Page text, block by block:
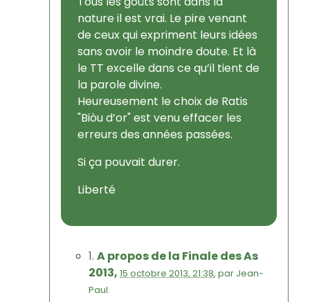
nature il est vrai. Le pire venant
de ceux qui expriment leurs idées
sans avoir le moindre doute. Et là
le TT excelle dans ce qu’il tient de
la parole divine.
Heureusement le choix de Ratis
"Biòu d’or" est venu effacer les
erreurs des années passées.
Si ça pouvait durer.
Liberté
1. A propos de la Finale des As
2013, 15 octobre 2013, 21:38, par Jean-
Paul.